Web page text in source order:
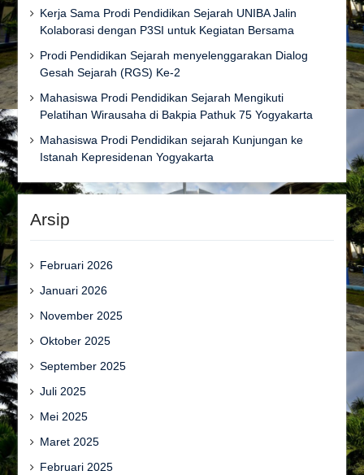
Kerja Sama Prodi Pendidikan Sejarah UNIBA Jalin
Kolaborasi dengan P3SI untuk Kegiatan Bersama
Prodi Pendidikan Sejarah menyelenggarakan Dialog
Gesah Sejarah (RGS) Ke-2
Mahasiswa Prodi Pendidikan Sejarah Mengikuti
Pelatihan Wirausaha di Bakpia Pathuk 75 Yogyakarta
Mahasiswa Prodi Pendidikan sejarah Kunjungan ke
Istanah Kepresidenan Yogyakarta
Arsip
Februari 2026
Januari 2026
November 2025
Oktober 2025
September 2025
Juli 2025
Mei 2025
Maret 2025
Februari 2025